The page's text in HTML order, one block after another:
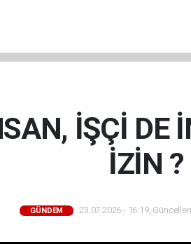
İŞÇİ DE
İZİN ?
GÜNDEM 23.07.2026 - 16:19,